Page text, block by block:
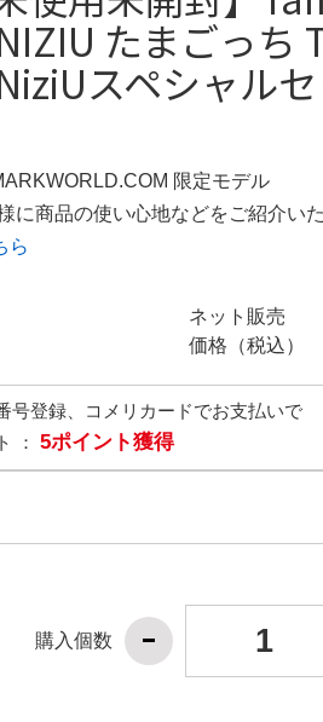
たまごっち
スペシャル
限定モデル
に商品の使い心地などをご紹介い
ら
ネット販売
価格（税込）
号登録、コメリカードでお支払いで
： 5ポイント獲得
購入個数